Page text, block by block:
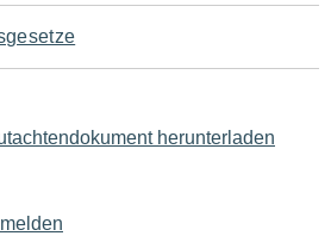
herunterladen